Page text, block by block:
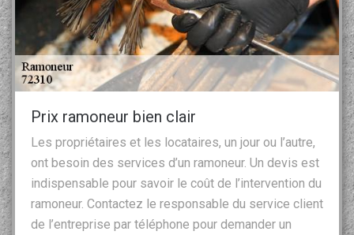
Prix ramoneur bien clair
Les propriétaires et les locataires, un jour ou l’autre,
ont besoin des services d’un ramoneur. Un devis est
indispensable pour savoir le coût de l’intervention du
ramoneur. Contactez le responsable du service client
de l’entreprise par téléphone pour demander un